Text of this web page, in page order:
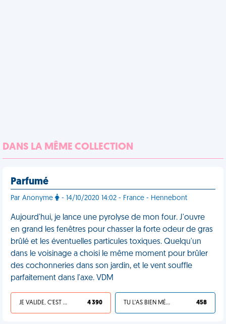
DANS LA MÊME COLLECTION
Parfumé
Par Anonyme - 14/10/2020 14:02 - France - Hennebont
Aujourd'hui, je lance une pyrolyse de mon four. J'ouvre
en grand les fenêtres pour chasser la forte odeur de gras
brûlé et les éventuelles particules toxiques. Quelqu'un
dans le voisinage a choisi le même moment pour brûler
des cochonneries dans son jardin, et le vent souffle
parfaitement dans l'axe. VDM
JE VALIDE, C'EST UNE VDM 4 390 TU L'AS BIEN MÉRITÉ 458